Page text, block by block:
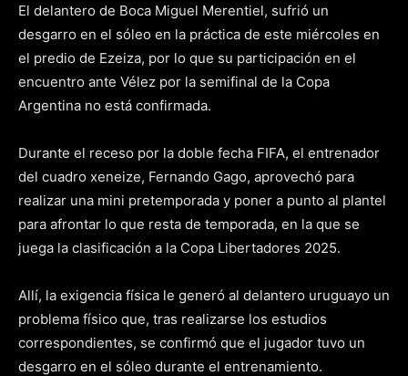
El delantero de Boca Miguel Merentiel, sufrió un
desgarro en el sóleo en la práctica de este miércoles en
el predio de Ezeiza, por lo que su participación en el
encuentro ante Vélez por la semifinal de la Copa
Argentina no está confirmada.
Durante el receso por la doble fecha FIFA, el entrenador
del cuadro xeneize, Fernando Gago, aprovechó para
realizar una mini pretemporada y poner a punto al plantel
para afrontar lo que resta de temporada, en la que se
juega la clasificación a la Copa Libertadores 2025.
Allí, la exigencia física le generó al delantero uruguayo un
problema físico que, tras realizarse los estudios
correspondientes, se confirmó que el jugador tuvo un
desgarro en el sóleo durante el entrenamiento.